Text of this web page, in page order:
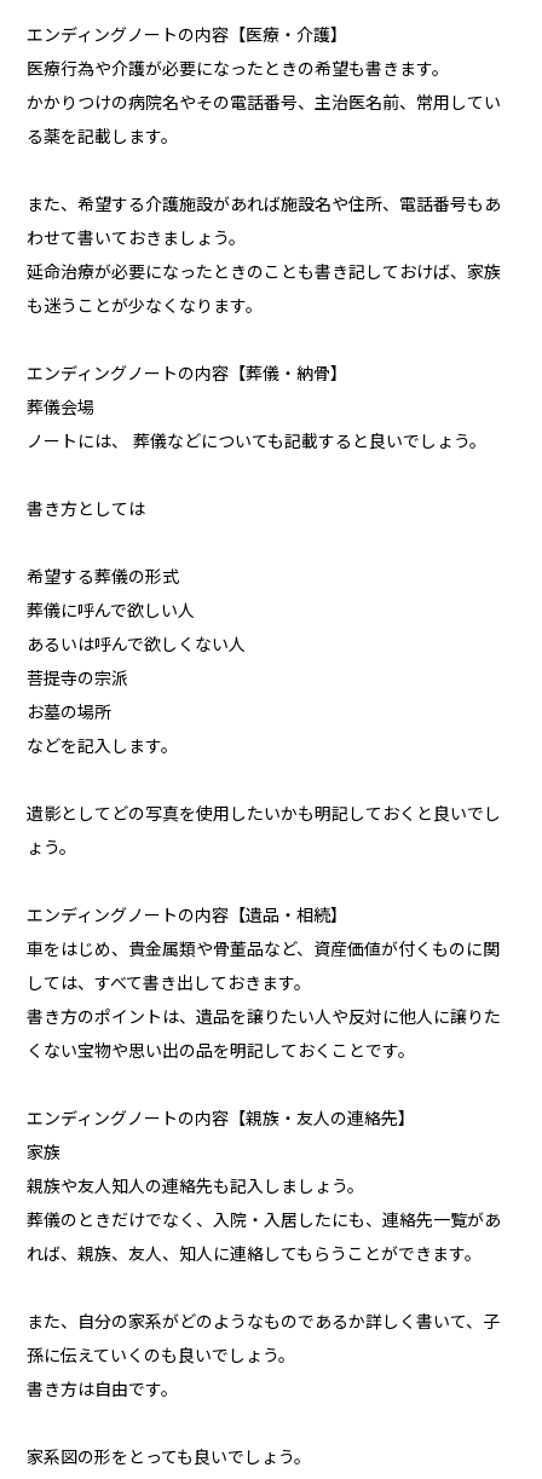
エンディングノートの内容【医療・介護】
医療行為や介護が必要になったときの希望も書きます。
かかりつけの病院名やその電話番号、主治医名前、常用してい
る薬を記載します。
また、希望する介護施設があれば施設名や住所、電話番号もあ
わせて書いておきましょう。
延命治療が必要になったときのことも書き記しておけば、家族
も迷うことが少なくなります。
エンディングノートの内容【葬儀・納骨】
葬儀会場
ノートには、 葬儀などについても記載すると良いでしょう。
書き方としては
希望する葬儀の形式
葬儀に呼んで欲しい人
あるいは呼んで欲しくない人
菩提寺の宗派
お墓の場所
などを記入します。
遺影としてどの写真を使用したいかも明記しておくと良いでし
ょう。
エンディングノートの内容【遺品・相続】
車をはじめ、貴金属類や骨董品など、資産価値が付くものに関
しては、すべて書き出しておきます。
書き方のポイントは、遺品を譲りたい人や反対に他人に譲りた
くない宝物や思い出の品を明記しておくことです。
エンディングノートの内容【親族・友人の連絡先】
家族
親族や友人知人の連絡先も記入しましょう。
葬儀のときだけでなく、入院・入居したにも、連絡先一覧があ
れば、親族、友人、知人に連絡してもらうことができます。
また、自分の家系がどのようなものであるか詳しく書いて、子
孫に伝えていくのも良いでしょう。
書き方は自由です。
家系図の形をとっても良いでしょう。